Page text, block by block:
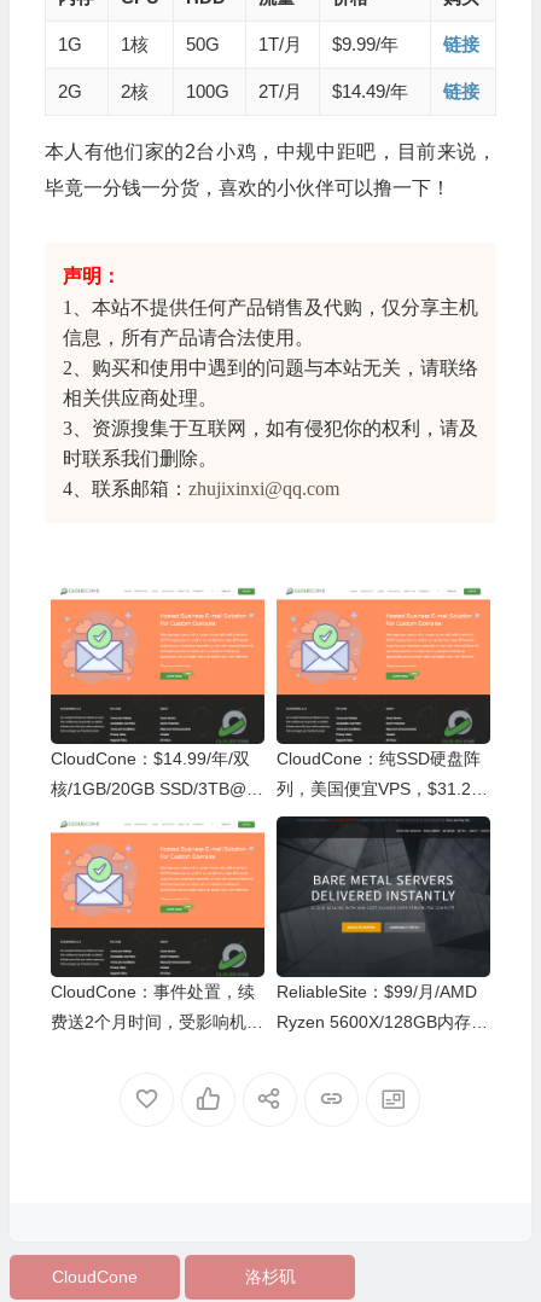
1G 1核 50G 1T/月 $9.99/年 链接
2G 2核 100G 2T/月 $14.49/年 链接
本人有他们家的2台小鸡，中规中距吧，目前来说，
毕竟一分钱一分货，喜欢的小伙伴可以撸一下！
声明：
1、本站不提供任何产品销售及代购，仅分享主机
信息 ，所有产品请合法使用。
2、购买和使用中遇到的问题与本站无关，请联络
相关供应商处理。
3、资源搜集于互联网，如有侵犯你的权利，请及
时联系我们删除。
4、联系邮箱： zhujixinxi@qq.com
CloudCone：$14.99/年/双
核/1GB/20GB SSD/3TB@1
Gbps/圣路易斯机房
CloudCone：纯SSD硬盘阵
列，美国便宜VPS，$31.25/
年，3核/2G内存/60G SSD/1
Gbps/4T月流量
CloudCone：事件处置，续
费送2个月时间，受影响机器
ReliableSite：$99/月/AMD
Ryzen 5600X/128GB内存/1
杉矶/纽约/迈阿密
CloudCone 洛杉矶